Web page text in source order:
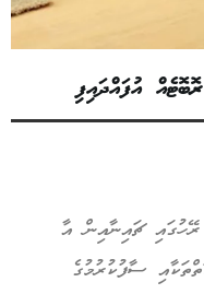
އުފައްދައިފި
ޗައިނާއިން އާ
ސާފުކުރުމުގެ